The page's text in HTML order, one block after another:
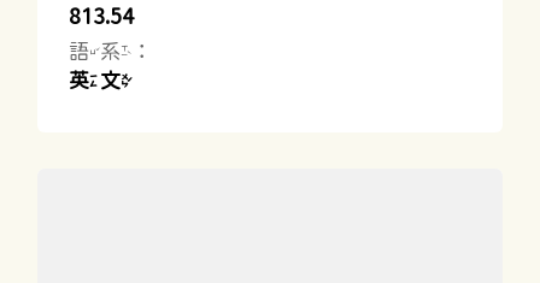
813.54
語系：
英文